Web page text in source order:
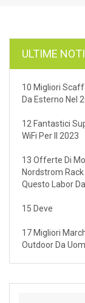
ULTIME
10 Migliori
Da Esterno Nel
12 Fantastici
WiFi Per Il 2023
13 Offerte Di
Nordstrom
Questo Labor
15 Deve
17 Migliori
Outdoor Da